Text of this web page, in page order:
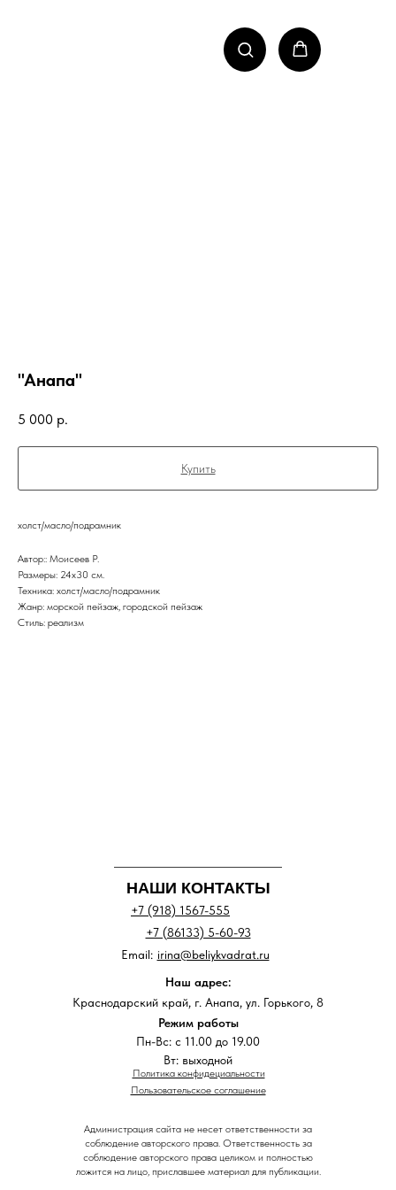
"Анапа"
5 000 р.
Купить
холст/масло/подрамник
Автор:: Моисеев Р.
Размеры: 24х30 см.
Техника: холст/масло/подрамник
Жанр: морской пейзаж, городской пейзаж
Стиль: реализм
Политика конфидециальности
Пользовательское соглашение
НАШИ КОНТАКТЫ
+7 (918) 1567-555
+7 (86133) 5-60-93
Наш адрес:
Краснодарский край, г. Анапа, ул. Горького, 8
Администрация сайта не несет ответственности за
соблюдение авторского права. Ответственность за
соблюдение авторского права целиком и полностью
ложится на лицо, приславшее материал для публикации.
Режим работы
Пн-Вс: с 11.00 до 19.00
Вт: выходной
irina@beliykvadrat.ru
Email: